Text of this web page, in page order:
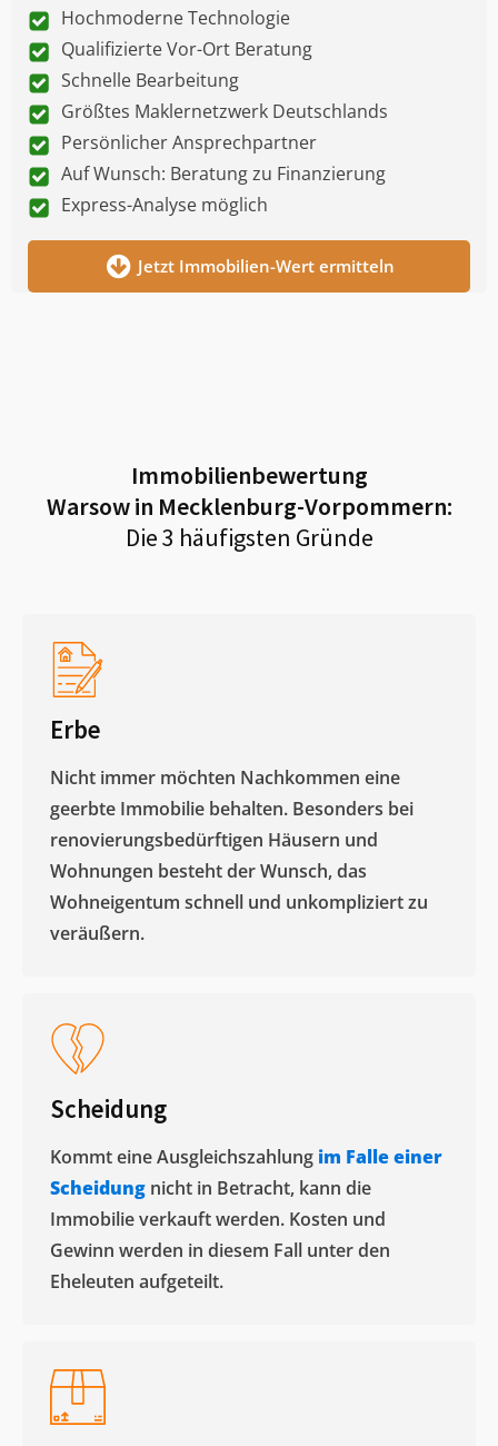
Hochmoderne Technologie
Qualifizierte Vor-Ort Beratung
Schnelle Bearbeitung
Größtes Maklernetzwerk Deutschlands
Persönlicher Ansprechpartner
Auf Wunsch: Beratung zu Finanzierung
Express-Analyse möglich
Jetzt Immobilien-Wert ermitteln
Immobilienbewertung
Warsow in Mecklenburg-Vorpommern:
Die 3 häufigsten Gründe
Erbe
Nicht immer möchten Nachkommen eine
geerbte Immobilie behalten. Besonders bei
renovierungsbedürftigen Häusern und
Wohnungen besteht der Wunsch, das
Wohneigentum schnell und unkompliziert zu
veräußern. ​
Scheidung
Kommt eine Ausgleichszahlung im Falle einer
Scheidung nicht in Betracht, kann die
Immobilie verkauft werden. Kosten und
Gewinn werden in diesem Fall unter den
Eheleuten aufgeteilt.​